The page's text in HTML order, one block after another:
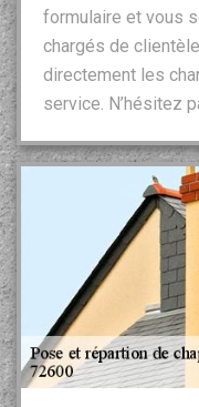
formulaire et vous
chargés de
directement les
service. N’hésitez